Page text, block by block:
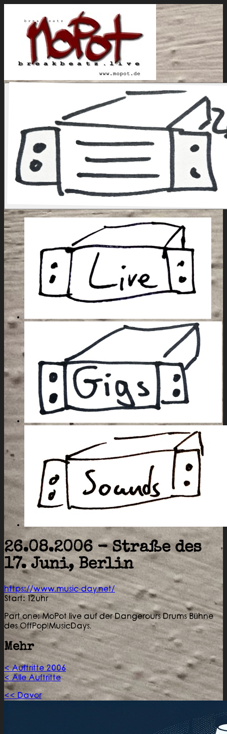
26.08.2006 - Straße des
17. Juni, Berlin
https://www.music-day.net/
Start: 12uhr
Part one: MoPot live auf der Dangerours Drums Bühne
des OffPop!MusicDays.
Mehr
< Auftritte 2006
< Alle Auftritte
<< Davor